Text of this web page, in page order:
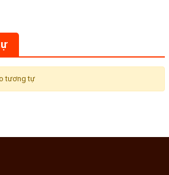
tương tự